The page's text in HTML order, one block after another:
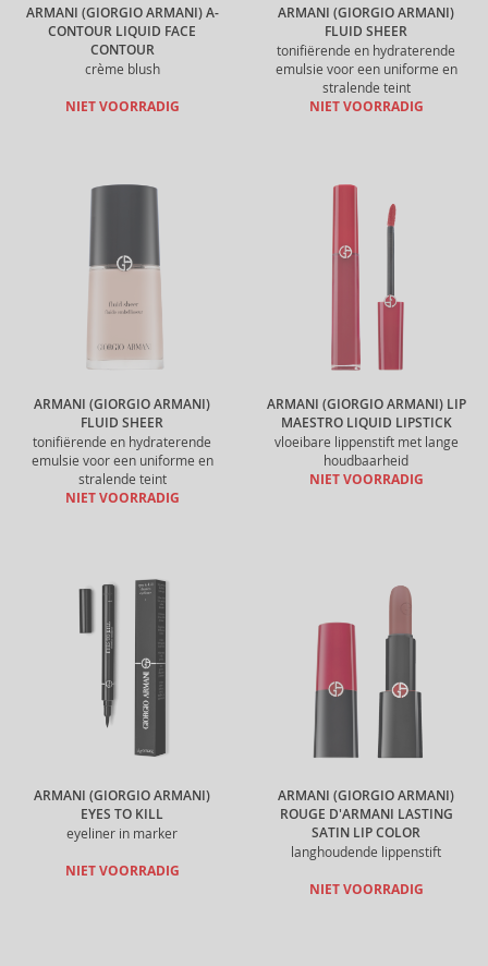
ARMANI (GIORGIO ARMANI) A-
CONTOUR LIQUID FACE
CONTOUR
crème blush
NIET VOORRADIG
ARMANI (GIORGIO ARMANI)
FLUID SHEER
tonifiërende en hydraterende
emulsie voor een uniforme en
stralende teint
NIET VOORRADIG
ARMANI (GIORGIO ARMANI)
FLUID SHEER
tonifiërende en hydraterende
emulsie voor een uniforme en
stralende teint
NIET VOORRADIG
ARMANI (GIORGIO ARMANI) LIP
MAESTRO LIQUID LIPSTICK
vloeibare lippenstift met lange
houdbaarheid
NIET VOORRADIG
ARMANI (GIORGIO ARMANI)
EYES TO KILL
eyeliner in marker
NIET VOORRADIG
ARMANI (GIORGIO ARMANI)
ROUGE D'ARMANI LASTING
SATIN LIP COLOR
langhoudende lippenstift
NIET VOORRADIG